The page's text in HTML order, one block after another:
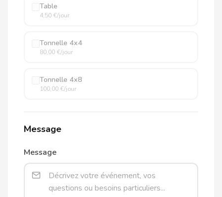
Table
4,50 €/jour
Tonnelle 4x4
80,00 €/jour
Tonnelle 4x8
100,00 €/jour
Message
Message